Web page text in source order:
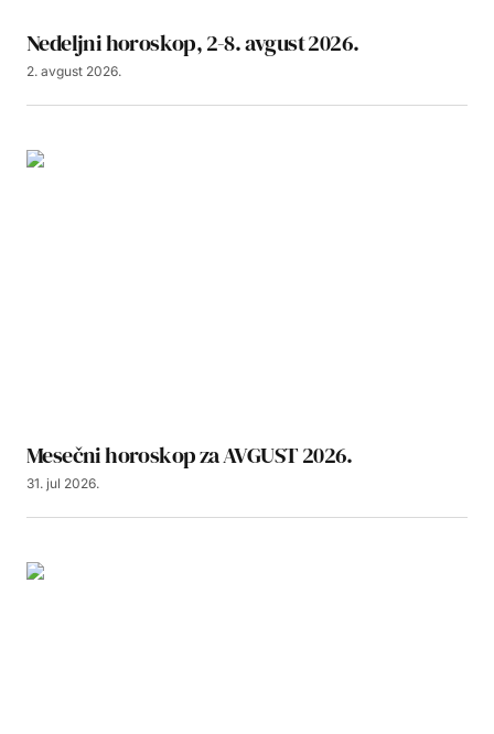
Nedeljni horoskop, 2-8. avgust 2026.
2. avgust 2026.
Mesečni horoskop za AVGUST 2026.
31. jul 2026.